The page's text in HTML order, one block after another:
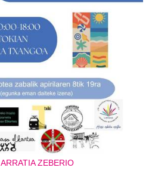
ARRATIA ZEBERIO